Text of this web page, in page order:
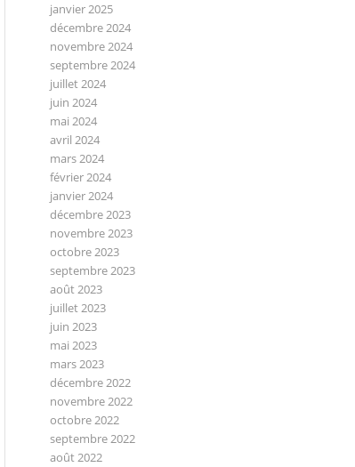
janvier 2025
décembre 2024
novembre 2024
septembre 2024
juillet 2024
juin 2024
mai 2024
avril 2024
mars 2024
février 2024
janvier 2024
décembre 2023
novembre 2023
octobre 2023
septembre 2023
août 2023
juillet 2023
juin 2023
mai 2023
mars 2023
décembre 2022
novembre 2022
octobre 2022
septembre 2022
août 2022